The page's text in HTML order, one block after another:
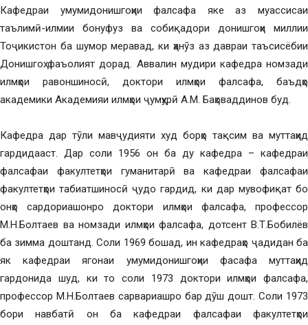
Кафедраи умумидонишгоҳии фалсафа яке аз муассисаи
таълимӣ-илмии бонуфуз ва собиқадори донишгоҳи миллии
Тоҷикистон ба шумор меравад, ки ҳанӯз аз давраи таъсисёбии
Донишгоҳ фаъолият дорад. Аввалин мудири кафедра номзади
илмҳои равоншиносӣ, доктори илмҳои фалсафа, баъдҳо
академики Академияи илмҳои ҷумҳурӣ А.М. Баҳоваддинов буд.
Кафедра дар тӯли мавҷудияти худ борҳо тақсим ва муттаҳид
гардидааст. Дар соли 1956 он ба ду кафедра – кафедраи
фалсафаи факултетҳои гуманитарӣ ва кафедраи фалсафаи
факултетҳои табиатшиносӣ ҷудо гардид, ки дар мувофиқат бо
онҳо сардориашонро доктори илмҳои фалсафа, профессор
М.Н.Болтаев ва номзади илмҳои фалсафа, дотсент В.Т.Бобилёв
ба зимма доштанд. Соли 1969 бошад, ин кафедраҳо ҷадидан ба
як кафедраи ягонаи умумидонишгоҳии фасафа муттаҳид
гардонида шуд, ки то соли 1973 доктори илмҳои фалсафа,
профессор М.Н.Болтаев сарвариашро бар дӯш дошт. Соли 1973
бори навбатӣ он ба кафедраи фалсафаи факултетҳои